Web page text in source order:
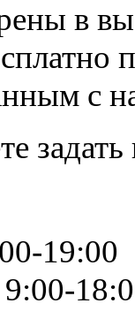
в
с
19:00